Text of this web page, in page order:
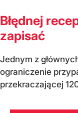
Błędnej
zapisać
Jednym z
ograniczenie
przekraczającej